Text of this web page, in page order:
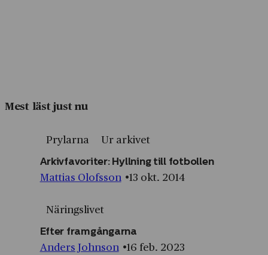
Mest läst just nu
Prylarna Ur arkivet
Arkivfavoriter: Hyllning till fotbollen
Mattias Olofsson 13 okt. 2014
Näringslivet
Efter framgångarna
Anders Johnson 16 feb. 2023